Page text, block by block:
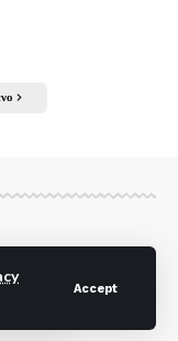
Accept